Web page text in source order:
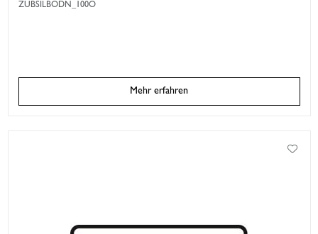
ZUBSILBODN_100O
Mehr erfahren